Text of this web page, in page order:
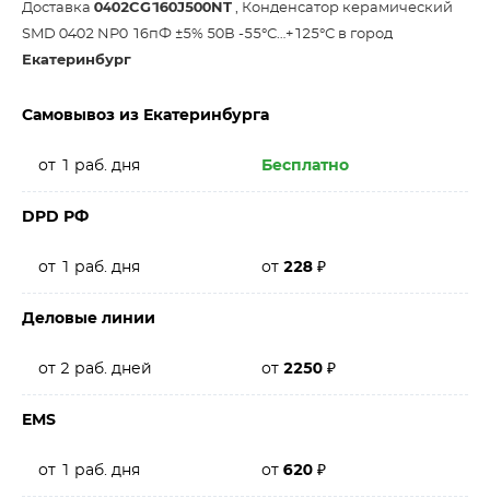
Доставка 0402CG160J500NT , Конденсатор керамический
SMD 0402 NP0 16пФ ±5% 50В -55°С…+125°С в город
Екатеринбург
Самовывоз из Екатеринбурга
от 1 раб. дня Бесплатно
DPD РФ
от 1 раб. дня от 228 ₽
Деловые линии
от 2 раб. дней от 2250 ₽
EMS
от 1 раб. дня от 620 ₽